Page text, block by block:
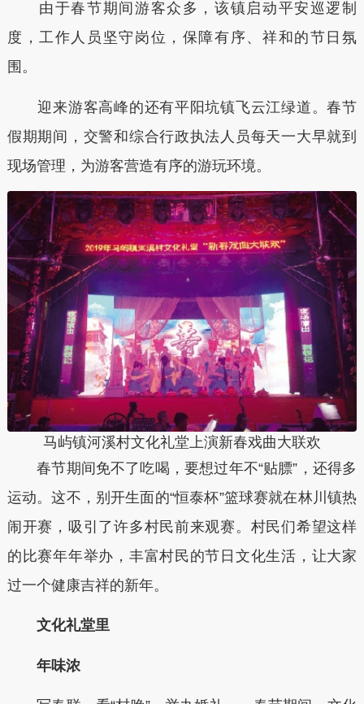
由于春节期间游客众多，该镇启动平安巡逻制
度，工作人员坚守岗位，保障有序、祥和的节日氛
围。
迎来游客高峰的还有平阳坑镇飞云江绿道。春节
假期期间，交警和综合行政执法人员每天一大早就到
现场管理，为游客营造有序的游玩环境。
马屿镇河溪村文化礼堂上演新春戏曲大联欢
春节期间免不了吃喝，要想过年不“贴膘”，还得多
运动。这不，别开生面的“恒泰杯”篮球赛就在林川镇热
闹开赛，吸引了许多村民前来观赛。村民们希望这样
的比赛年年举办，丰富村民的节日文化生活，让大家
过一个健康吉祥的新年。
文化礼堂里
年味浓